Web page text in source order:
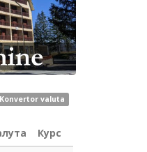
Konvertor valuta
Курс